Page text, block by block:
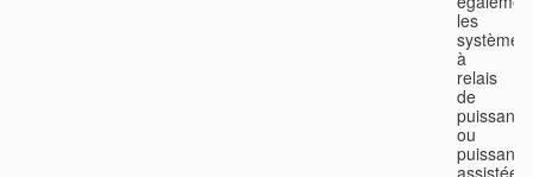
les
systèmes
à
relais
de
puissance
ou
puissance
assistée